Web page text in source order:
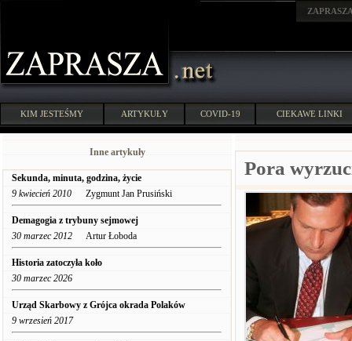
KIM JESTEŚMY ARTYKUŁY COVID-19 CIEKAWE LINKI
Inne artykuły
Sekunda, minuta, godzina, życie
9 kwiecień 2010 Zygmunt Jan Prusiński
Demagogia z trybuny sejmowej
30 marzec 2012 Artur Łoboda
Historia zatoczyła koło
30 marzec 2026
Urząd Skarbowy z Grójca okrada Polaków
9 wrzesień 2017
Pora